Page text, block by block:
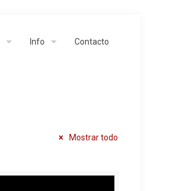
Info Contacto
Mostrar todo